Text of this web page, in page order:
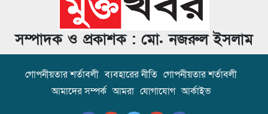
সম্পাদক ও প্রকাশক : মো. নজরুল ইসলাম
গোপনীয়তার শর্তাবলী ব্যবহারের নীতি গোপনীয়তার শর্তাবলী
আমাদের সম্পর্ক আমরা যোগাযোগ আর্কাইভ